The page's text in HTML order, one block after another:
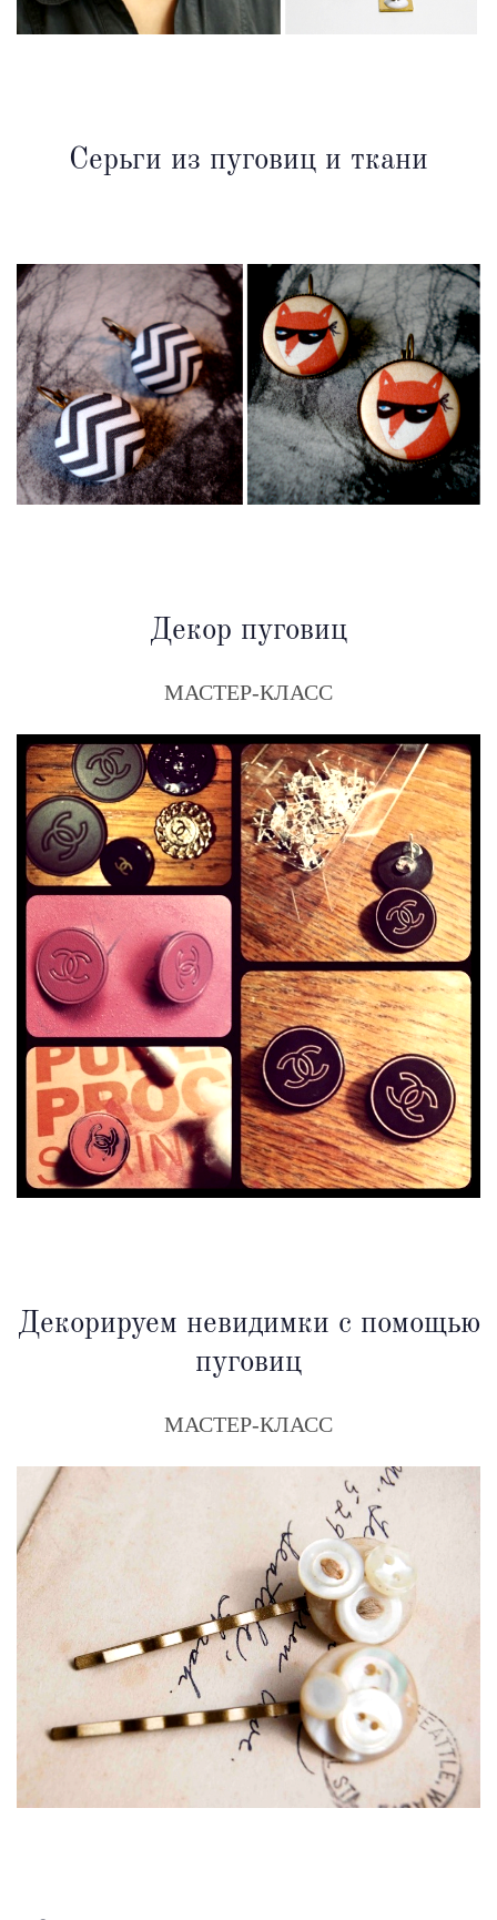
Серьги из пуговиц и ткани
Декор пуговиц
МАСТЕР-КЛАСС
Декорируем невидимки с помощью
пуговиц
МАСТЕР-КЛАСС